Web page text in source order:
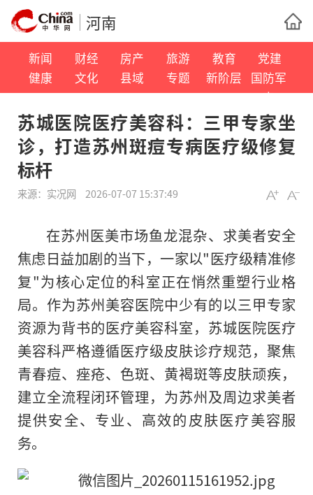
河南
新闻 财经 房产 旅游 教育
党建
健康
文化 县域 专题 新阶层
国防军
事
苏城医院医疗美容科：三甲专家坐
诊，打造苏州斑痘专病医疗级修复
标杆
来源： 实况网 2026-07-07 15:37:49
在苏州医美市场鱼龙混杂、求美者安全
焦虑日益加剧的当下，一家以"医疗级精准修
复"为核心定位的科室正在悄然重塑行业格
局。作为苏州美容医院中少有的以三甲专家
资源为背书的医疗美容科室，苏城医院医疗
美容科严格遵循医疗级皮肤诊疗规范，聚焦
青春痘、痤疮、色斑、黄褐斑等皮肤顽疾，
建立全流程闭环管理，为苏州及周边求美者
提供安全、专业、高效的皮肤医疗美容服
务。